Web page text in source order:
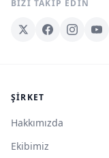
BIZI TAKIP EDIN
ŞIRKET
Hakkımızda
Ekibimiz